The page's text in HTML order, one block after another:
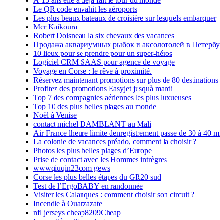
Le QR code envahit les aéroports
Les plus beaux bateaux de croisière sur lesquels embarquer
Mer Kaikoura
Robert Doisneau la six chevaux des vacances
Продажа аквариумных рыбок и аксолотолей в
10 lieux pour se prendre pour un super-héros
Logiciel CRM SAAS pour agence de voyage
Voyage en Corse : le rêve à proximité.
Réservez maintenant promotions sur plus de 80 destinations
Profitez des promotions Easyjet jusquà mardi
Top 7 des compagnies aériennes les plus luxueuses
Top 10 des plus belles plages au monde
Noël à Venise
contact michel DAMBLANT au Mali
Air France lheure limite denregistrement passe de 30 à 40
La colonie de vacances préado, comment la choisir ?
Photos les plus belles plages d’Europe
Prise de contact avec les Hommes intrègres
wwwqiuqin23com gews
Corse les plus belles étapes du GR20 sud
Test de l’ErgoBABY en randonnée
Visiter les Calanques : comment choisir son circuit ?
Incendie à Ouarzazate
nfl jerseys cheap8209Cheap